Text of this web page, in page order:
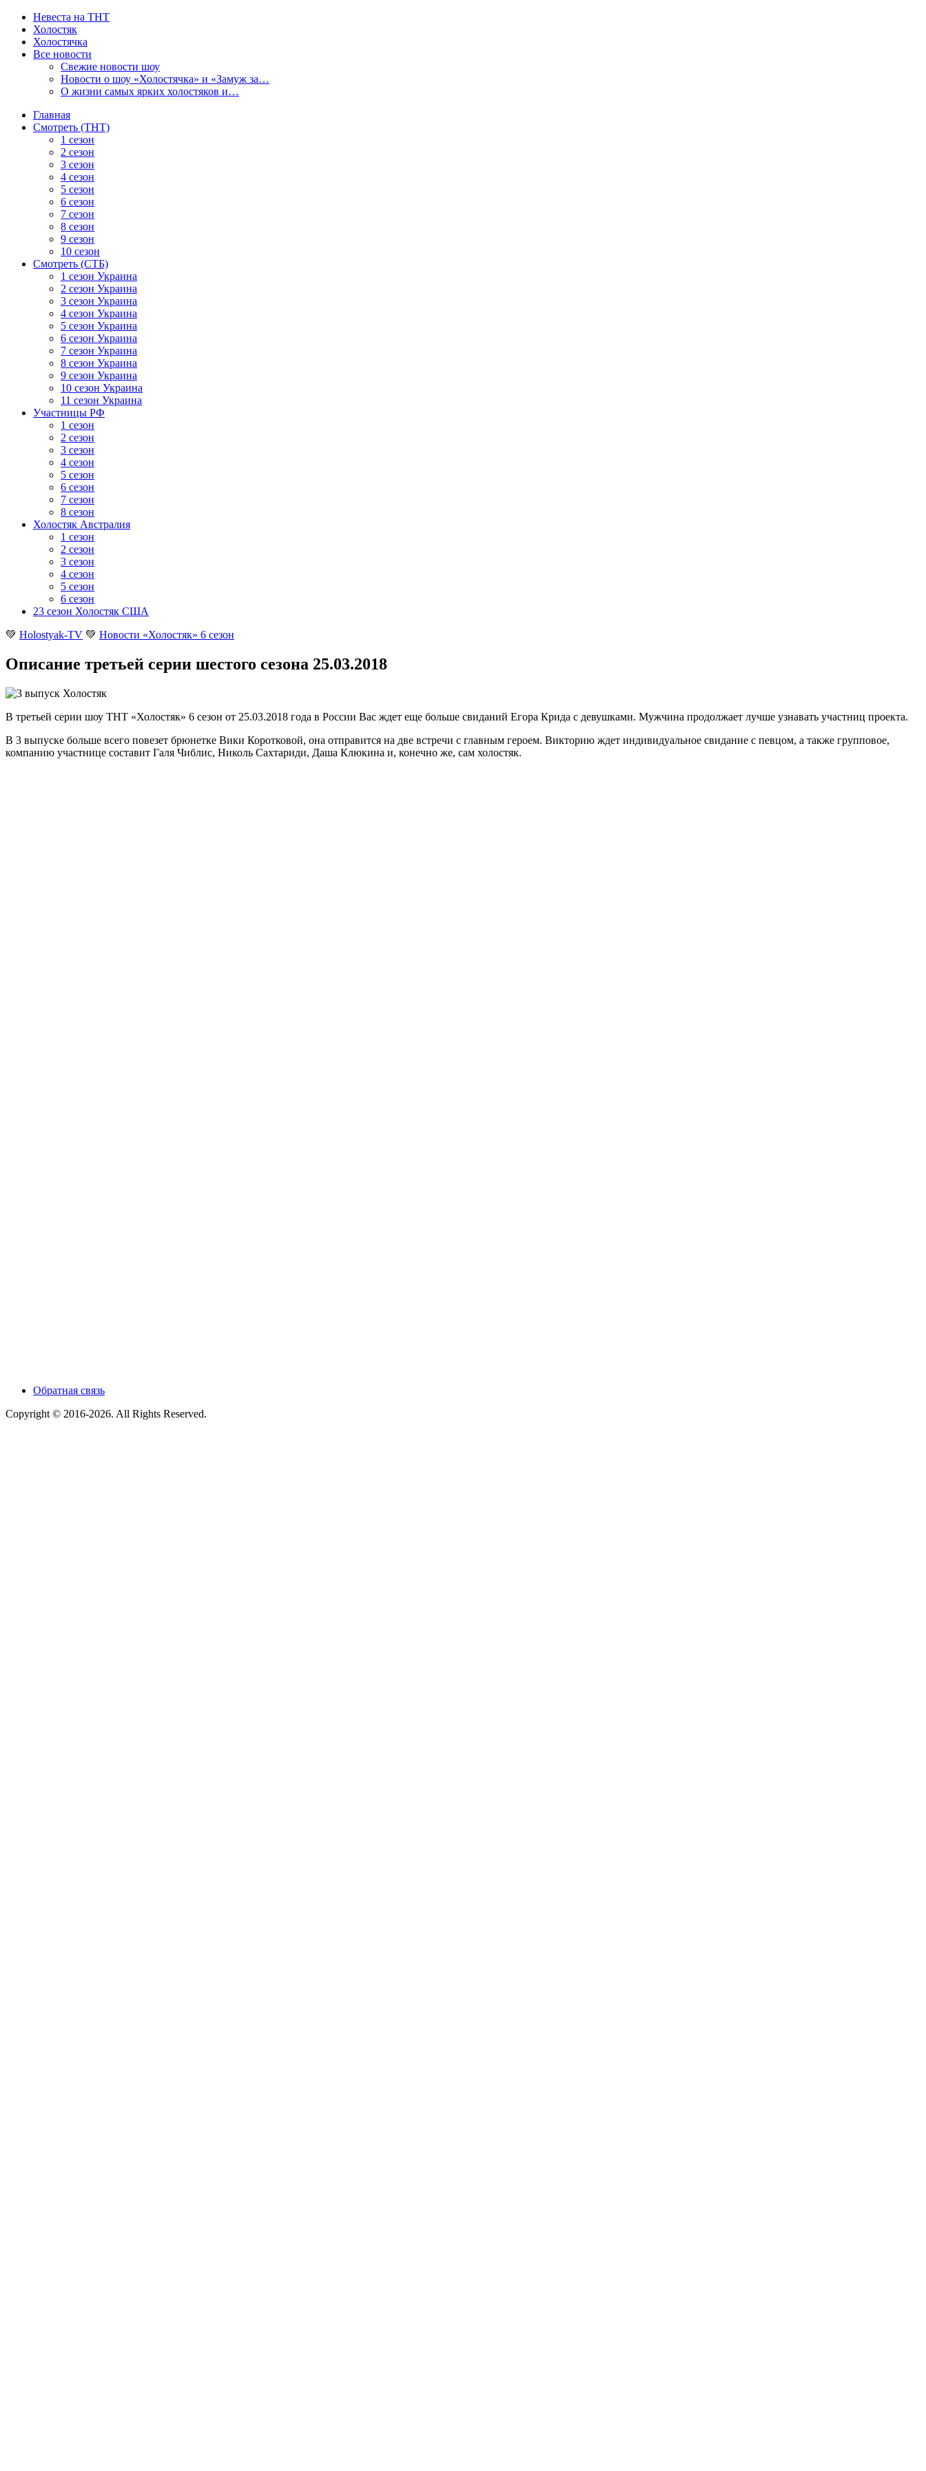
Невеста на ТНТ
Холостяк
Холостячка
Все новости
Свежие новости шоу
Новости о шоу «Холостячка» и «Замуж за…
О жизни самых ярких холостяков и…
Главная
Смотреть (ТНТ)
1 сезон
2 сезон
3 сезон
4 сезон
5 сезон
6 сезон
7 сезон
8 сезон
9 сезон
10 сезон
Смотреть (СТБ)
1 сезон Украина
2 сезон Украина
3 сезон Украина
4 сезон Украина
5 сезон Украина
6 сезон Украина
7 сезон Украина
8 сезон Украина
9 сезон Украина
10 сезон Украина
11 сезон Украина
Участницы РФ
1 сезон
2 сезон
3 сезон
4 сезон
5 сезон
6 сезон
7 сезон
8 сезон
Холостяк Австралия
1 сезон
2 сезон
3 сезон
4 сезон
5 сезон
6 сезон
23 сезон Холостяк США
💚 Holostyak-TV 💚 Новости «Холостяк» 6 сезон
Описание третьей серии шестого сезона 25.03.2018
В третьей серии шоу ТНТ «Холостяк» 6 сезон от 25.03.2018 года в России Вас ждет еще больше свиданий Егора Крида с девушками. Мужчина продолжает лучше узнавать участниц проекта.
В 3 выпуске больше всего повезет брюнетке Вики Коротковой, она отправится на две встречи с главным героем. Викторию ждет индивидуальное свидание с певцом, а также групповое,
компанию участнице составит Галя Чиблис, Николь Сахтариди, Даша Клюкина и, конечно же, сам холостяк.
Обратная связь
Copyright © 2016-2026. All Rights Reserved.